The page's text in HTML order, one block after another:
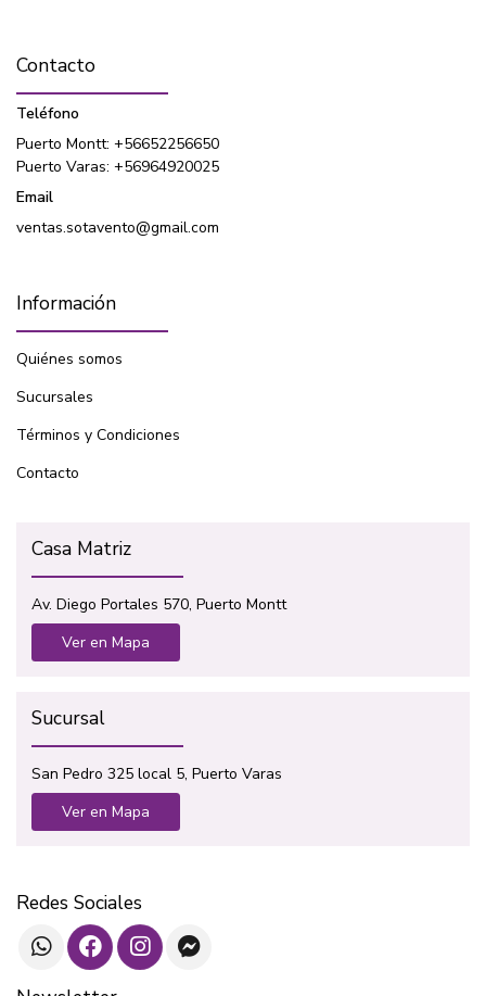
Contacto
Teléfono
Puerto Montt: +56652256650
Puerto Varas: +56964920025
Email
ventas.sotavento@gmail.com
Información
Quiénes somos
Sucursales
Términos y Condiciones
Contacto
Casa Matriz
Av. Diego Portales 570, Puerto Montt
Ver en Mapa
Sucursal
San Pedro 325 local 5, Puerto Varas
Ver en Mapa
Redes Sociales